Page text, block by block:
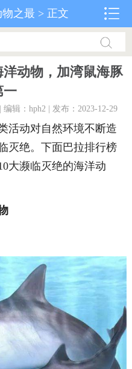
物之最 > 正文
动物，加湾鼠海豚
一
编辑：hph2 | 发布：2023-12-29
活动对自然环境不断造
灭绝。下面巴拉排行榜
大濒临灭绝的海洋动